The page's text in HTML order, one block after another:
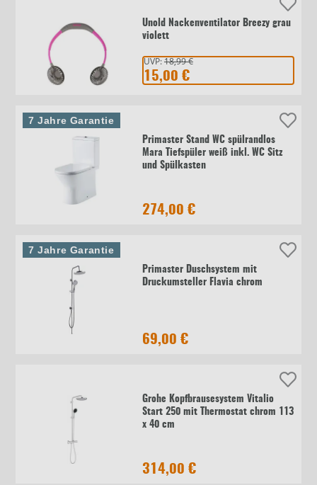
Unold Nackenventilator Breezy grau
violett
UVP:18,99 €
15,00 €
Primaster Stand WC spülrandlos
Mara Tiefspüler weiß inkl. WC Sitz
und Spülkasten
274,00 €
7 Jahre Garantie
Primaster Duschsystem mit
Druckumsteller Flavia chrom
69,00 €
7 Jahre Garantie
Grohe Kopfbrausesystem Vitalio
Start 250 mit Thermostat chrom 113
x 40 cm
314,00 €